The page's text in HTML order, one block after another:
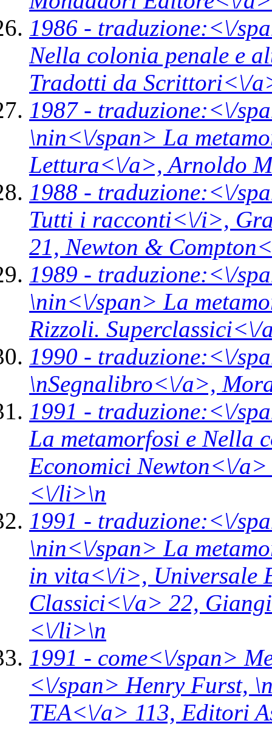
1986 - traduzione:<\/
Nella colonia penale e
Tradotti da Scrittori<\/
1987 - traduzione:<\/
\nin<\/span> La
Lettura<\/a>,Arnoldo
1988 - traduzione:<\/
Tutti i racconti<\/i>,
21, Newton &
1989 - traduzione:<\/
\nin<\/span> La
Rizzoli.
1990 - traduzione:<\/
\nSegnalibro<\/a>,
1991 - traduzione:<\/
La metamorfosi e
Economici Newton<\/
<\/li>\n
1991 - traduzione:<\/
\nin<\/span> La
in vita<\/i>, Universale
Classici<\/a> 22,
<\/li>\n
1991 - come<\/span>
<\/span> Henry Furst,
TEA<\/a> 113, Editori